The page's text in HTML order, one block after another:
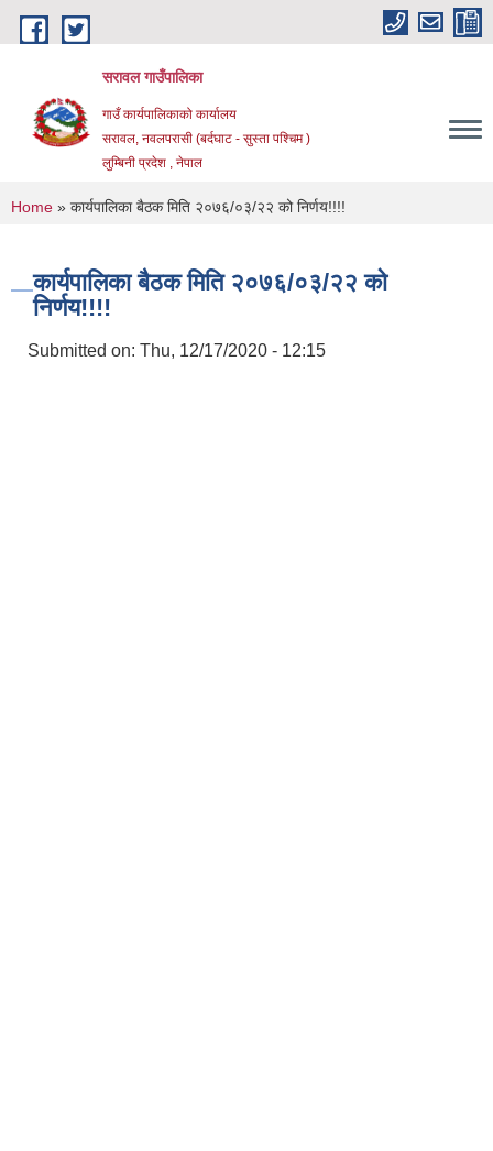
Skip to main content
सरावल गाउँपालिका
गाउँ कार्यपालिकाको कार्यालय
सरावल, नवलपरासी (बर्दघाट - सुस्ता पश्चिम )
लुम्बिनी प्रदेश , नेपाल
You are here
Home » कार्यपालिका बैठक मिति २०७६/०३/२२ को निर्णय!!!!
कार्यपालिका बैठक मिति २०७६/०३/२२ को
निर्णय!!!!
Submitted on: Thu, 12/17/2020 - 12:15